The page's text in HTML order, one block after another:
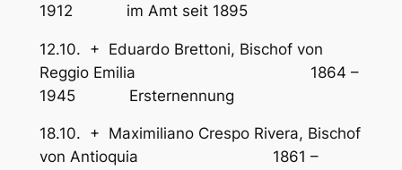
1912 im Amt seit 1895
12.10. + Eduardo Brettoni, Bischof von
Reggio Emilia 1864 –
1945 Ersternennung
18.10. + Maximiliano Crespo Rivera, Bischof
von Antioquia 1861 –